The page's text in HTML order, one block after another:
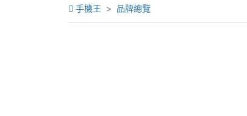
手機王 品牌總覽